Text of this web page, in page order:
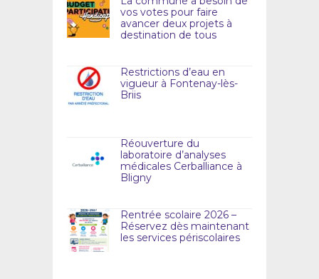
vos votes pour faire
avancer deux projets à
destination de tous
Restrictions d’eau en
vigueur à Fontenay-lès-
Briis
Réouverture du
laboratoire d’analyses
médicales Cerballiance à
Bligny
Rentrée scolaire 2026 –
Réservez dès maintenant
les services périscolaires